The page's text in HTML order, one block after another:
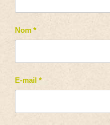
Nom *
E-mail *